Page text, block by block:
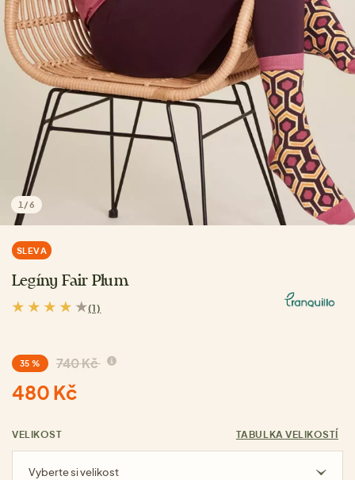
1 /6
SLEVA
Legíny Fair Plum
(1)
35 % 740 Kč
480 Kč
VELIKOST TABULKA VELIKOSTÍ
Vyberte si velikost